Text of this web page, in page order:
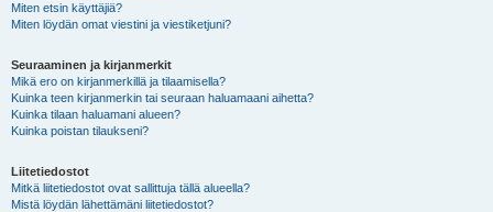
Miten etsin käyttäjiä?
Miten löydän omat viestini ja viestiketjuni?
Seuraaminen ja kirjanmerkit
Mikä ero on kirjanmerkillä ja tilaamisella?
Kuinka teen kirjanmerkin tai seuraan haluamaani aihetta?
Kuinka tilaan haluamani alueen?
Kuinka poistan tilaukseni?
Liitetiedostot
Mitkä liitetiedostot ovat sallittuja tällä alueella?
Mistä löydän lähettämäni liitetiedostot?